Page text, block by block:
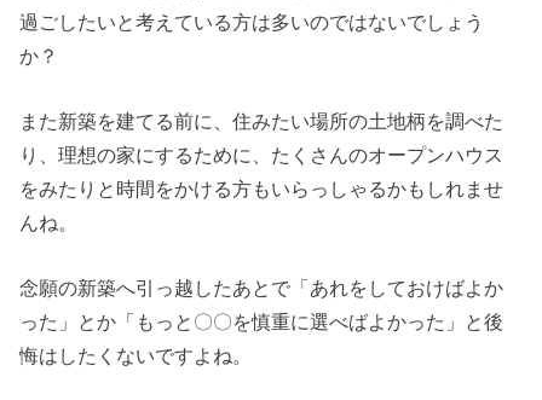
過ごしたいと考えている方は多いのではないでしょう
か？
また新築を建てる前に、住みたい場所の土地柄を調べた
り、理想の家にするために、たくさんのオープンハウス
をみたりと時間をかける方もいらっしゃるかもしれませ
んね。
念願の新築へ引っ越したあとで「あれをしておけばよか
った」とか「もっと〇〇を慎重に選べばよかった」と後
悔はしたくないですよね。